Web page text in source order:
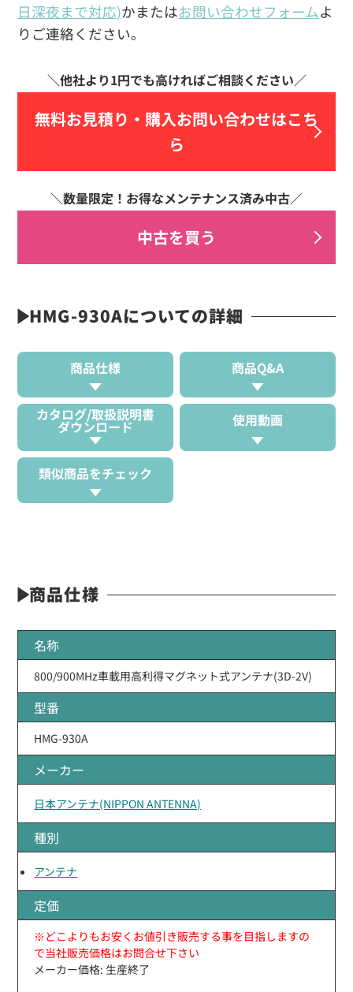
日深夜まで対応)かまたはお問い合わせフォームよ
りご連絡ください。
無料お見積り・ 購入お問い合わせはこち
ら
中古を買う
HMG-930Aについての詳細
商品仕様 商品Q&A
カタログ/取扱説明書
ダウンロード 使用動画
類似商品をチェック
商品仕様
名称
800/900MHz車載用高利得マグネット式アンテナ(3D-2V)
型番
HMG-930A
メーカー
日本アンテナ(NIPPON ANTENNA)
種別
アンテナ
定価
※どこよりもお安くお値引き販売する事を目指しますの
で当社販売価格はお問合せ下さい
メーカー価格: 生産終了